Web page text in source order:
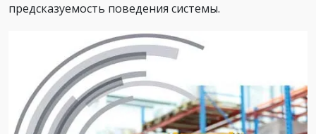
предсказуемость поведения системы.